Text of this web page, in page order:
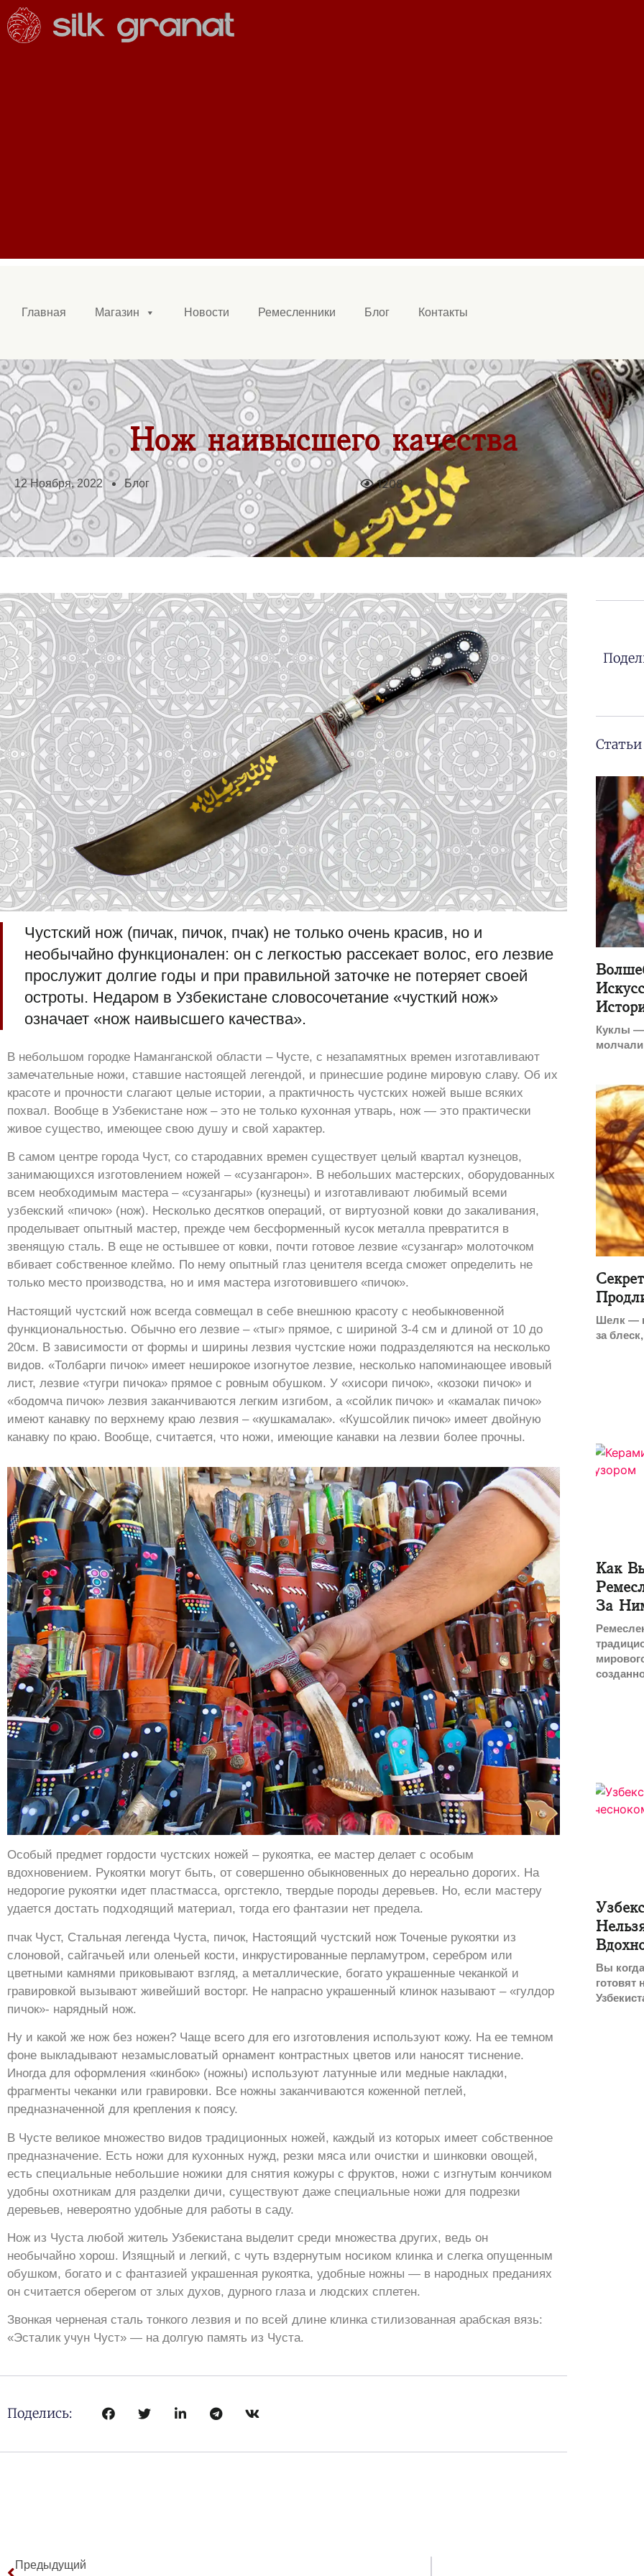
Главная Магазин Новости Ремесленники Блог Контакты
Нож наивысшего качества
12 Ноября, 2022 Блог 1208
Чустский нож (пичак, пичок, пчак) не только очень красив, но и
необычайно функционален: он с легкостью рассекает волос, его лезвие
прослужит долгие годы и при правильной заточке не потеряет своей
остроты. Недаром в Узбекистане словосочетание «чусткий нож»
означает «нож наивысшего качества».
В небольшом городке Наманганской области – Чусте, с незапамятных времен изготавливают
замечательные ножи, ставшие настоящей легендой, и принесшие родине мировую славу. Об их
красоте и прочности слагают целые истории, а практичность чустских ножей выше всяких
похвал. Вообще в Узбекистане нож – это не только кухонная утварь, нож — это практически
живое существо, имеющее свою душу и свой характер.
В самом центре города Чуст, со стародавних времен существует целый квартал кузнецов,
занимающихся изготовлением ножей – «сузангарон». В небольших мастерских, оборудованных
всем необходимым мастера – «сузангары» (кузнецы) и изготавливают любимый всеми
узбекский «пичок» (нож). Несколько десятков операций, от виртуозной ковки до закаливания,
проделывает опытный мастер, прежде чем бесформенный кусок металла превратится в
звенящую сталь. В еще не остывшее от ковки, почти готовое лезвие «сузангар» молоточком
вбивает собственное клеймо. По нему опытный глаз ценителя всегда сможет определить не
только место производства, но и имя мастера изготовившего «пичок».
Настоящий чустский нож всегда совмещал в себе внешнюю красоту с необыкновенной
функциональностью. Обычно его лезвие – «тыг» прямое, с шириной 3-4 см и длиной от 10 до
20см. В зависимости от формы и ширины лезвия чустские ножи подразделяются на несколько
видов. «Толбарги пичок» имеет неширокое изогнутое лезвие, несколько напоминающее ивовый
лист, лезвие «тугри пичока» прямое с ровным обушком. У «хисори пичок», «козоки пичок» и
«бодомча пичок» лезвия заканчиваются легким изгибом, а «сойлик пичок» и «камалак пичок»
имеют канавку по верхнему краю лезвия – «кушкамалак». «Кушсойлик пичок» имеет двойную
канавку по краю. Вообще, считается, что ножи, имеющие канавки на лезвии более прочны.
Особый предмет гордости чустских ножей – рукоятка, ее мастер делает с особым
вдохновением. Рукоятки могут быть, от совершенно обыкновенных до нереально дорогих. На
недорогие рукоятки идет пластмасса, оргстекло, твердые породы деревьев. Но, если мастеру
удается достать подходящий материал, тогда его фантазии нет предела.
пчак Чуст, Стальная легенда Чуста, пичок, Настоящий чустский нож Точеные рукоятки из
слоновой, сайгачьей или оленьей кости, инкрустированные перламутром, серебром или
цветными камнями приковывают взгляд, а металлические, богато украшенные чеканкой и
гравировкой вызывают живейший восторг. Не напрасно украшенный клинок называют – «гулдор
пичок»- нарядный нож.
Ну и какой же нож без ножен? Чаще всего для его изготовления используют кожу. На ее темном
фоне выкладывают незамысловатый орнамент контрастных цветов или наносят тиснение.
Иногда для оформления «кинбок» (ножны) используют латунные или медные накладки,
фрагменты чеканки или гравировки. Все ножны заканчиваются коженной петлей,
предназначенной для крепления к поясу.
В Чусте великое множество видов традиционных ножей, каждый из которых имеет собственное
предназначение. Есть ножи для кухонных нужд, резки мяса или очистки и шинковки овощей,
есть специальные небольшие ножики для снятия кожуры с фруктов, ножи с изгнутым кончиком
удобны охотникам для разделки дичи, существуют даже специальные ножи для подрезки
деревьев, невероятно удобные для работы в саду.
Нож из Чуста любой житель Узбекистана выделит среди множества других, ведь он
необычайно хорош. Изящный и легкий, с чуть вздернутым носиком клинка и слегка опущенным
обушком, богато и с фантазией украшенная рукоятка, удобные ножны — в народных преданиях
он считается оберегом от злых духов, дурного глаза и людских сплетен.
Звонкая черненая сталь тонкого лезвия и по всей длине клинка стилизованная арабская вязь:
«Эсталик учун Чуст» — на долгую память из Чуста.
Поделись:
Статьи
Куклы —
Шелк —
за
Как
За
Вы
готовят
Предыдущий